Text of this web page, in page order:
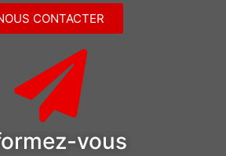
CONTACTER
vous